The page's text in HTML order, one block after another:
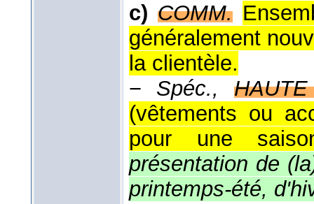
c) COMM.
généralement
la clientèle.
− Spéc.,
(vêtements ou
pour une
présentation de
printemps-été,